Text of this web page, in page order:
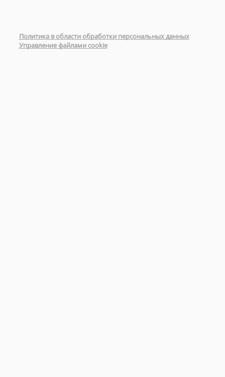
Политика в области обработки персональных данных
Управление файлами cookie